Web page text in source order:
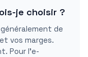
je choisir ?
de
vos marges.
Pour l'e-